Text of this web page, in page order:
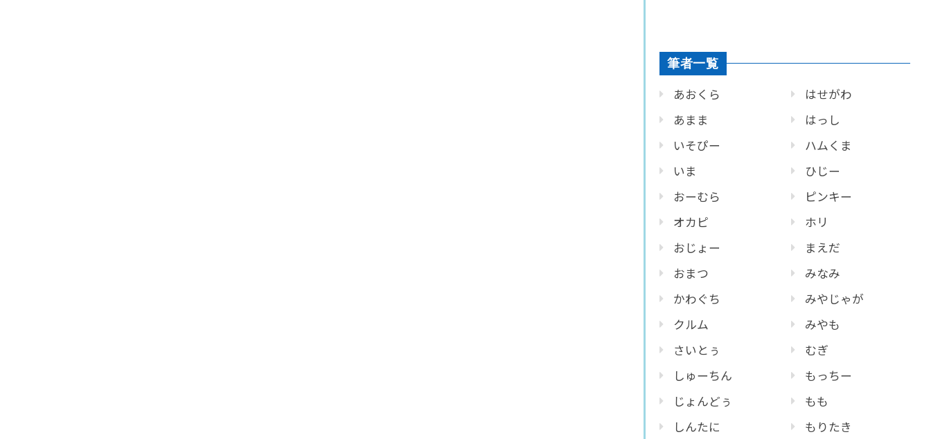
筆者一覧
あおくら
あまま
いそぴー
いま
おーむら
オカピ
おじょー
おまつ
かわぐち
クルム
さいとぅ
しゅーちん
じょんどぅ
しんたに
はせがわ
はっし
ハムくま
ひじー
ピンキー
ホリ
まえだ
みなみ
みやじゃが
みやも
むぎ
もっちー
もも
もりたき